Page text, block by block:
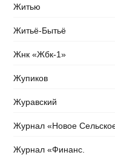
Житью
Житьё-Бытьё
Жнк «Жбк-1»
Жупиков
Журавский
Журнал «Новое
Журнал «Финанс.